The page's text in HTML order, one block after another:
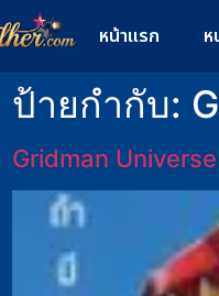
หน้าแรก
ป้ายกำกับ:
Gridman